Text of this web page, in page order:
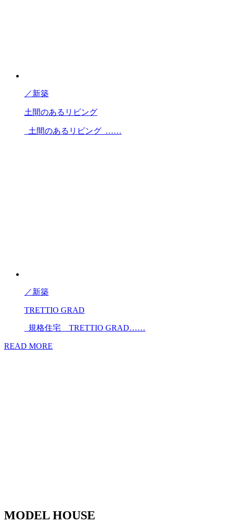
／新築
土間のあるリビング
土間のあるリビング ……
／新築
TRETTIO GRAD
規格住宅 TRETTIO GRAD……
READ MORE
MODEL HOUSE